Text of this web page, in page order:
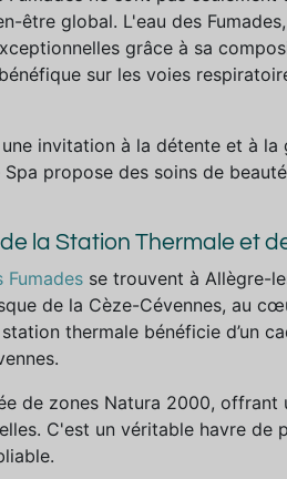
être global. L'eau des
grâce à sa
sur les voies
invitation à la détente et à
Spa propose des soins de
la Station Thermale et
Fumades se trouvent à Allègre-
de la Cèze-Cévennes, au
thermale bénéficie d’un
de zones Natura 2000, offrant
C'est un véritable havre